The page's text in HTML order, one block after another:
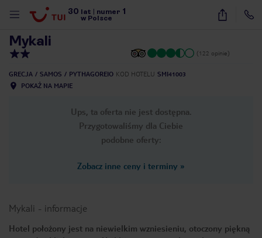
30 lat numer 1
w Polsce
23
Mykali
(122 opinie)
GRECJA SAMOS PYTHAGOREIO KOD HOTELU SMI41003
POKAŻ NA MAPIE
Ups, ta oferta nie jest dostępna.
Przygotowaliśmy dla Ciebie
podobne oferty:
Zobacz inne ceny i terminy »
Mykali - informacje
Hotel położony jest na niewielkim wzniesieniu, otoczony piękną